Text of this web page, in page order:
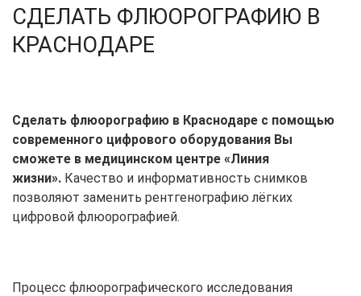
СДЕЛАТЬ ФЛЮОРОГРАФИЮ В
КРАСНОДАРЕ
Сделать флюорографию в Краснодаре с помощью
современного цифрового оборудования Вы
сможете в медицинском центре «Линия
жизни». Качество и информативность снимков
позволяют заменить рентгенографию лёгких
цифровой флюорографией.
Процесс флюорографического исследования